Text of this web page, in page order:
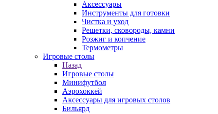
Аксессуары
Инструменты для готовки
Чистка и уход
Решетки, сковороды, камни
Розжиг и копчение
Термометры
Игровые столы
Назад
Игровые столы
Минифутбол
Аэрохоккей
Аксессуары для игровых столов
Бильяpд